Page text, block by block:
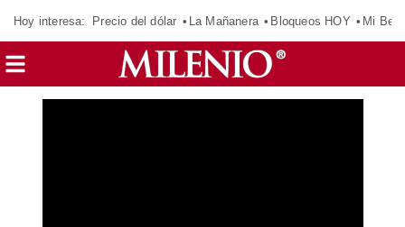
Hoy interesa: Precio del dólar La Mañanera Bloqueos HOY Mi